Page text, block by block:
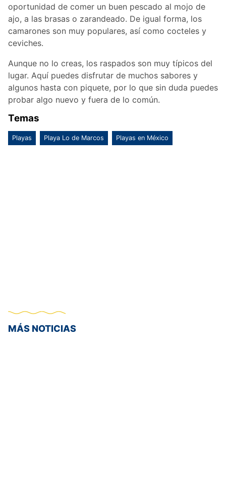
oportunidad de comer un buen pescado al mojo de
ajo, a las brasas o zarandeado. De igual forma, los
camarones son muy populares, así como cocteles y
ceviches.
Aunque no lo creas, los raspados son muy típicos del
lugar. Aquí puedes disfrutar de muchos sabores y
algunos hasta con piquete, por lo que sin duda puedes
probar algo nuevo y fuera de lo común.
Temas
Playas Playa Lo de Marcos Playas en México
MÁS NOTICIAS